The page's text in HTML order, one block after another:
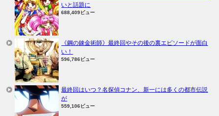
いと話題に
688,409ビュー
《鋼の錬金術師》最終回やその後の裏エピソードが面白
い！
596,786ビュー
最終回はいつ？名探偵コナン、新一には多くの都市伝説
が
559,106ビュー